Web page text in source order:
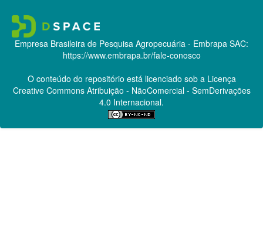
Empresa Brasileira de Pesquisa Agropecuária - Embrapa SAC:
https://www.embrapa.br/fale-conosco
O conteúdo do repositório está licenciado sob a Licença
Creative CommonsAtribuição - NãoComercial - SemDerivações
4.0 Internacional.